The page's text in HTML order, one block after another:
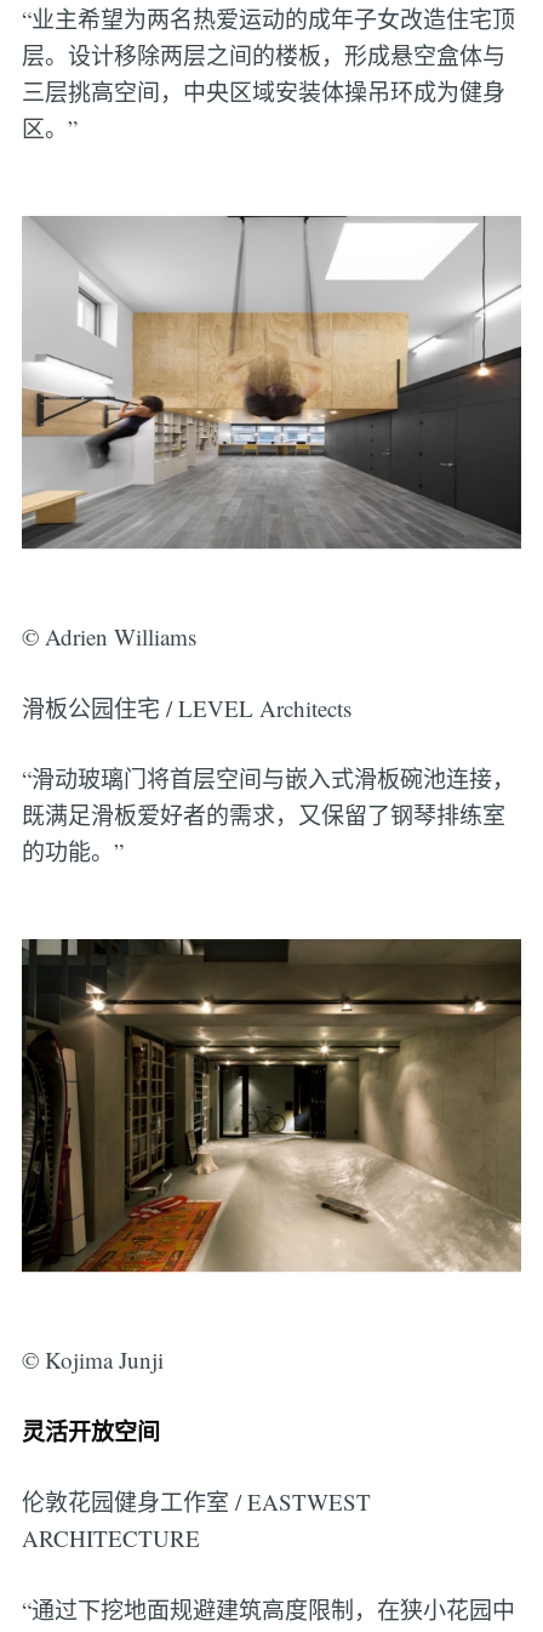
“业主希望为两名热爱运动的成年子女改造住宅顶
层。设计移除两层之间的楼板，形成悬空盒体与
三层挑高空间，中央区域安装体操吊环成为健身
区。”
© Adrien Williams
滑板公园住宅 / LEVEL Architects
“滑动玻璃门将首层空间与嵌入式滑板碗池连接，
既满足滑板爱好者的需求，又保留了钢琴排练室
的功能。”
© Kojima Junji
灵活开放空间
伦敦花园健身工作室 / EASTWEST
ARCHITECTURE
“通过下挖地面规避建筑高度限制，在狭小花园中